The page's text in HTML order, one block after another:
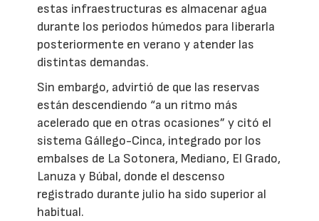
estas infraestructuras es almacenar agua
durante los periodos húmedos para liberarla
posteriormente en verano y atender las
distintas demandas.
Sin embargo, advirtió de que las reservas
están descendiendo “a un ritmo más
acelerado que en otras ocasiones” y citó el
sistema Gállego-Cinca, integrado por los
embalses de La Sotonera, Mediano, El Grado,
Lanuza y Búbal, donde el descenso
registrado durante julio ha sido superior al
habitual.